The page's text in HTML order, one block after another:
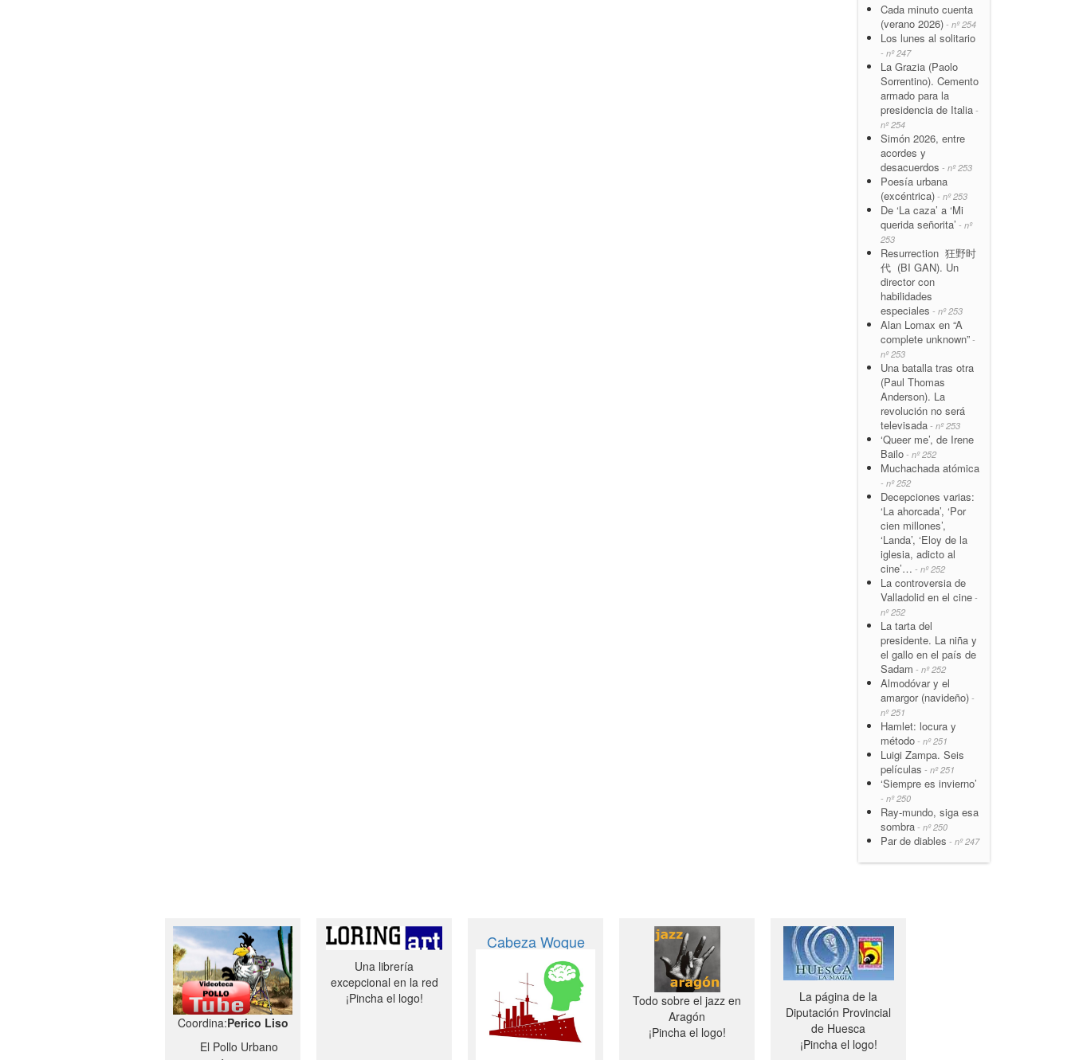
Cada minuto cuenta
(verano 2026) - nº 254
Los lunes al solitario
- nº 247
La Grazia (Paolo
Sorrentino). Cemento
armado para la
presidencia de Italia -
nº 254
Simón 2026, entre
acordes y
desacuerdos - nº 253
Poesía urbana
(excéntrica) - nº 253
De ‘La caza’ a ‘Mi
querida señorita’ - nº
253
Resurrection 狂野时
代 (BI GAN). Un
director con
habilidades
especiales - nº 253
Alan Lomax en “A
complete unknown” -
nº 253
Una batalla tras otra
(Paul Thomas
Anderson). La
revolución no será
televisada - nº 253
‘Queer me’, de Irene
Bailo - nº 252
Muchachada atómica
- nº 252
Decepciones varias:
‘La ahorcada’, ‘Por
cien millones’,
‘Landa’, ‘Eloy de la
iglesia, adicto al
cine’… - nº 252
La controversia de
Valladolid en el cine -
nº 252
La tarta del
presidente. La niña y
el gallo en el país de
Sadam - nº 252
Almodóvar y el
amargor (navideño) -
nº 251
Hamlet: locura y
método - nº 251
Luigi Zampa. Seis
películas - nº 251
‘Siempre es invierno’
- nº 250
Ray-mundo, siga esa
sombra - nº 250
Par de diables - nº 247
Coordina:Perico Liso
El Pollo Urbano
Una librería
excepcional en la red
¡Pincha el logo!
Cabeza Woque
Todo sobre el jazz en
Aragón
¡Pincha el logo!
La página de la
Diputación Provincial
de Huesca
¡Pincha el logo!